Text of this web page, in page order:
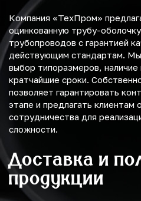
Компания «ТехПром»
оцинкованную трубу-
трубопроводов с гарантией
действующим стандартам.
выбор типоразмеров, наличие
кратчайшие сроки.
позволяет гарантировать
этапе и предлагать клиентам
сотрудничества для
сложности.
Доставка и
продукции